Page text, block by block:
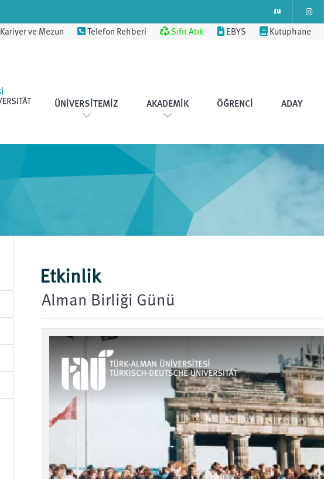
Kariyer ve Mezun Telefon Rehberi Sıfır Atık EBYS Kütüphane
ÜNIVERSITEMIZ AKADEMIK ÖĞRENCI ADAY
Etkinlik
Alman Birliği Günü